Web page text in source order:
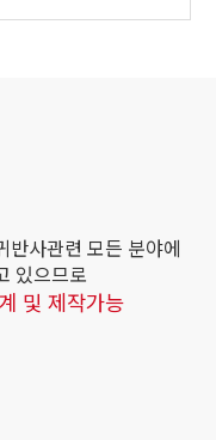
반사관련 모든 분야에
있으므로
및 제작가능